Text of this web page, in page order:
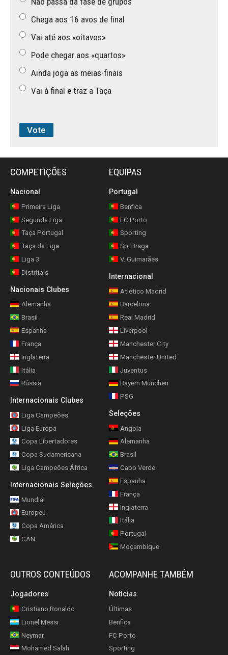
Chega aos 16 avos de final
Vai até aos «oitavos»
Pode chegar aos «quartos»
Ainda joga as meias-finais
Vai à final e traz a Taça
COMPETIÇÕES
Nacional
Primeira Liga
Segunda Liga
Taça Portugal
Taça da Liga
Liga 3
Distritais
Nacionais Clubes
Alemanha
Brasil
Espanha
França
Inglaterra
Itália
Rússia
Internacionais Clubes
Liga Campeões
Liga Europa
Copa Libertadores
Copa Sudamericana
Liga Campeões África
Internacionais Seleções
Mundial
Europeu
Copa América
CAN
EQUIPAS
Portugal
Benfica
FC Porto
Sporting
Sp. Braga
V. Guimarães
Internacional
Atlético Madrid
Barcelona
Real Madrid
Liverpool
Manchester City
Manchester United
Juventus
Bayern München
PSG
Seleções
Angola
Alemanha
Brasil
Cabo Verde
Espanha
França
Inglaterra
Itália
Portugal
Moçambique
OUTROS CONTEÚDOS
Jogadores
Cristiano Ronaldo
Lionel Messi
Neymar
Mohamed Salah
ACOMPANHE TAMBÉM
Notícias
Últimas
Benfica
FC Porto
Sporting